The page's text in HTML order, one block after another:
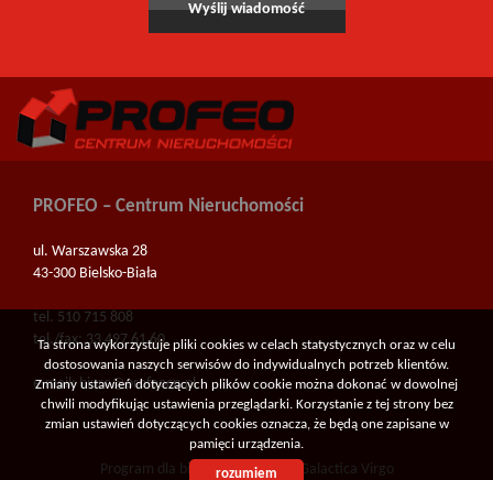
PROFEO – Centrum Nieruchomości
ul. Warszawska 28
43-300 Bielsko-Biała
tel. 510 715 808
tel./fax: 33 497 61 60
e-mail: biuro@profeocn.pl
Program dla biur nieruchomości Galactica Virgo
Ta strona wykorzystuje pliki cookies w celach statystycznych oraz w celu
dostosowania naszych serwisów do indywidualnych potrzeb klientów.
Zmiany ustawień dotyczących plików cookie można dokonać w dowolnej
chwili modyfikując ustawienia przeglądarki. Korzystanie z tej strony bez
zmian ustawień dotyczących cookies oznacza, że będą one zapisane w
pamięci urządzenia.
rozumiem